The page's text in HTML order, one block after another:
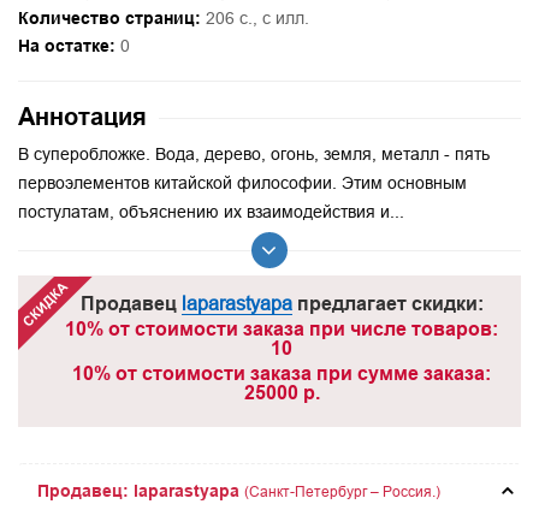
Количество страниц: 206 с., с илл.
На остатке: 0
Аннотация
В суперобложке. Вода, дерево, огонь, земля, металл - пять
первоэлементов китайской философии. Этим основным
постулатам, объяснению их взаимодействия и...
Продавец laparastyapaпредлагает скидки:
10% от стоимости заказа при числе товаров:
10
10% от стоимости заказа при сумме заказа:
25000 р.
Продавец: laparastyapa (Санкт-Петербург – Россия.)